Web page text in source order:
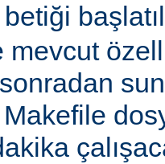
betiği